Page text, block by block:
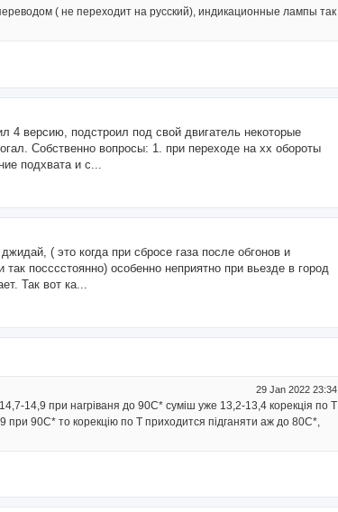
( не переходит на русский), индикационные лампы так
4 версию, подстроил под свой двигатель некоторые
Собственно вопросы: 1. при переходе на хх обороты
подхвата и с...
( это когда при сбросе газа после обгонов и
посссстоянно) особенно неприятно при вьезде в город
Так вот ка...
29 Jan 2022 23:34
14,9 при нагріваня до 90С* суміш уже 13,2-13,4 корекція по Т
при 90С* то корекцію по Т приходится підганяти аж до 80С*,